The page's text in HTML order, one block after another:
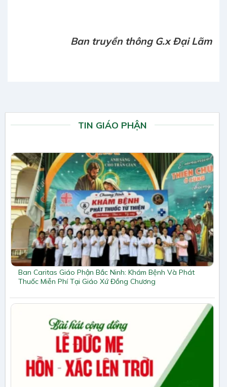
Ban truyền thông G.x Đại Lãm
TIN GIÁO PHẬN
Ban Caritas Giáo Phận Bắc Ninh: Khám Bệnh Và Phát
Thuốc Miễn Phí Tại Giáo Xứ Đồng Chương